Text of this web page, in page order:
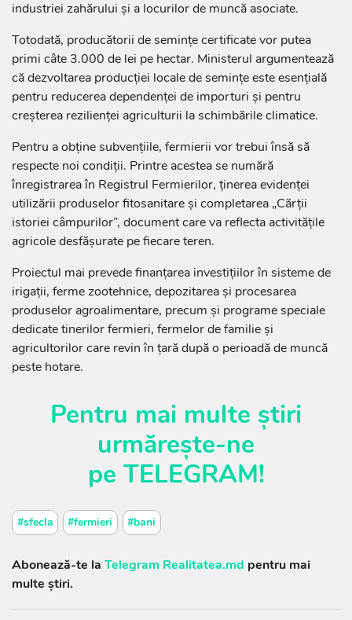
industriei zahărului și a locurilor de muncă asociate.
Totodată, producătorii de semințe certificate vor putea
primi câte 3.000 de lei pe hectar. Ministerul argumentează
că dezvoltarea producției locale de semințe este esențială
pentru reducerea dependenței de importuri și pentru
creșterea rezilienței agriculturii la schimbările climatice.
Pentru a obține subvențiile, fermierii vor trebui însă să
respecte noi condiții. Printre acestea se numără
înregistrarea în Registrul Fermierilor, ținerea evidenței
utilizării produselor fitosanitare și completarea „Cărții
istoriei câmpurilor”, document care va reflecta activitățile
agricole desfășurate pe fiecare teren.
Proiectul mai prevede finanțarea investițiilor în sisteme de
irigații, ferme zootehnice, depozitarea și procesarea
produselor agroalimentare, precum și programe speciale
dedicate tinerilor fermieri, fermelor de familie și
agricultorilor care revin în țară după o perioadă de muncă
peste hotare.
Pentru mai multe știri
urmărește-ne
pe TELEGRAM!
#sfecla #fermieri #bani
Abonează-te la Telegram Realitatea.md pentru mai
multe știri.